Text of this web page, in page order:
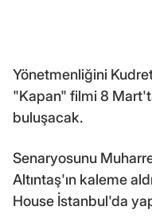
Yönetmenliğini
"Kapan" filmi 8
buluşacak.
Senaryosunu
Altıntaş'ın kaleme
House İstanbul'da